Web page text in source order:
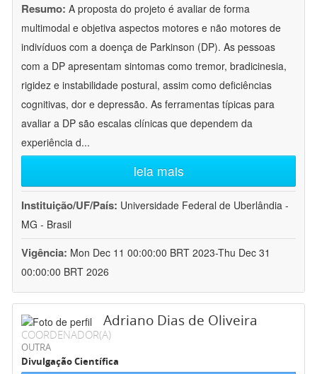
Resumo: A proposta do projeto é avaliar de forma
multimodal e objetiva aspectos motores e não motores de
indivíduos com a doença de Parkinson (DP). As pessoas
com a DP apresentam sintomas como tremor, bradicinesia,
rigidez e instabilidade postural, assim como deficiências
cognitivas, dor e depressão. As ferramentas típicas para
avaliar a DP são escalas clínicas que dependem da
experiência d...
leia mais
Instituição/UF/País: Universidade Federal de Uberlândia -
MG - Brasil
Vigência: Mon Dec 11 00:00:00 BRT 2023-Thu Dec 31
00:00:00 BRT 2026
Adriano Dias de Oliveira
COORDENADOR(A)
OUTRA
Divulgação Científica